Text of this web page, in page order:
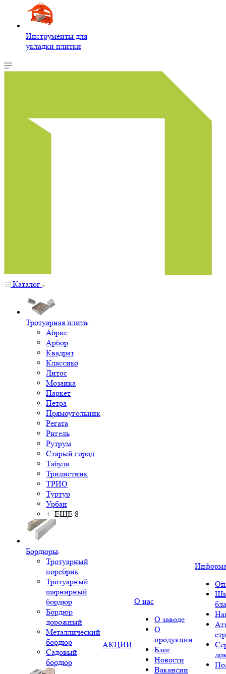
Инструменты для
укладки плитки
Каталог
Тротуарная плита
Абрис
Арбор
Квадрат
Классико
Литос
Мозаика
Паркет
Петра
Прямоугольник
Регата
Ригель
Рутрум
Старый город
Табула
Трилистник
ТРИО
Туртур
Урбан
+ ЕЩЕ 8
Бордюры
Тротуарный
поребрик
Тротуарный
шарнирный
бордюр
Бордюр
дорожный
Металлический
бордюр
Садовый
бордюр
АКЦИИ
О нас
О заводе
О
продукции
Блог
Новости
Вакансии